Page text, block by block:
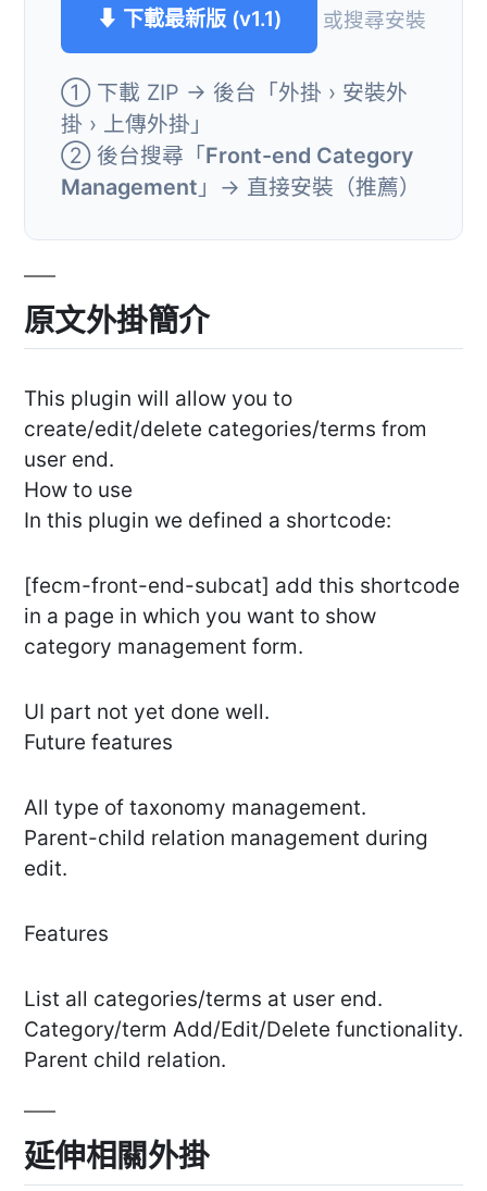
⬇ 下載最新版 (v1.1) 或搜尋安裝
① 下載 ZIP → 後台「外掛 › 安裝外
掛 › 上傳外掛」
② 後台搜尋「Front-end Category
Management 」→ 直接安裝（推薦）
原文外掛簡介
This plugin will allow you to
create/edit/delete categories/terms from
user end.
How to use
In this plugin we defined a shortcode:
[fecm-front-end-subcat] add this shortcode
in a page in which you want to show
category management form.
UI part not yet done well.
Future features
All type of taxonomy management.
Parent-child relation management during
edit.
Features
List all categories/terms at user end.
Category/term Add/Edit/Delete functionality.
Parent child relation.
延伸相關外掛